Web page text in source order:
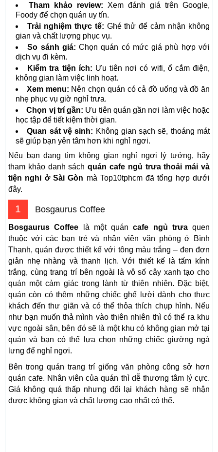
Tham khảo review: Xem đánh giá trên Google,
Foody để chọn quán uy tín.
Trải nghiệm thực tế: Ghé thử để cảm nhận không
gian và chất lượng phục vụ.
So sánh giá: Chọn quán có mức giá phù hợp với
dịch vụ đi kèm.
Kiểm tra tiện ích: Ưu tiên nơi có wifi, ổ cắm điện,
không gian làm việc linh hoạt.
Xem menu: Nên chọn quán có cả đồ uống và đồ ăn
nhẹ phục vụ giờ nghỉ trưa.
Chọn vị trí gần: Ưu tiên quán gần nơi làm việc hoặc
học tập để tiết kiệm thời gian.
Quan sát vệ sinh: Không gian sạch sẽ, thoáng mát
sẽ giúp bạn yên tâm hơn khi nghỉ ngơi.
Nếu bạn đang tìm không gian nghỉ ngơi lý tưởng, hãy
tham khảo danh sáchquán cafe ngủ trưa thoải mái và
tiện nghi ở Sài Gòn mà Top10tphcm đã tổng hợp dưới
đây.
1 Bosgaurus Coffee
Bosgaurus Coffee là một quán cafe ngủ trưaquen
thuộc với các bạn trẻ và nhân viên văn phòng ở Bình
Thạnh, quán được thiết kế với tông màu trắng – đen đơn
giản nhẹ nhàng và thanh lịch. Với thiết kế là tấm kính
trắng, cùng trang trí bên ngoài là vô số cây xanh tạo cho
quán một cảm giác trong lành từ thiên nhiên. Đặc biệt,
quán còn có thêm những chiếc ghế lười dành cho thực
khách đến thư giãn và có thể thỏa thích chụp hình. Nếu
như bạn muốn thả mình vào thiên nhiên thì có thể ra khu
vực ngoài sân, bên đó sẽ là một khu có không gian mở tại
quán và bạn có thể lựa chọn những chiếc giường ngả
lưng để nghỉ ngơi.
Bên trong quán trang trí giống văn phòng công sở hơn
quán cafe. Nhân viên của quán thì dễ thương tâm lý cực.
Giá không quá thấp nhưng đổi lại khách hàng sẽ nhận
được không gian và chất lượng cao nhất có thể.